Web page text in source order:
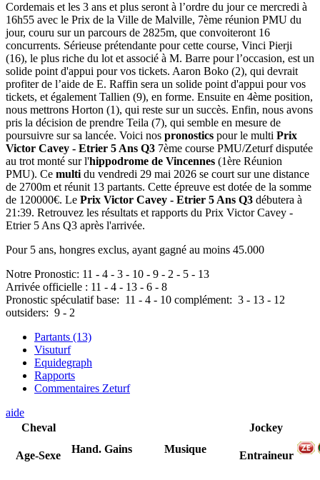
Cordemais et les 3 ans et plus seront à l’ordre du jour ce mercredi à
16h55 avec le Prix de la Ville de Malville, 7ème réunion PMU du
jour, couru sur un parcours de 2825m, que convoiteront 16
concurrents. Sérieuse prétendante pour cette course, Vinci Pierji
(16), le plus riche du lot et associé à M. Barre pour l’occasion, est un
solide point d'appui pour vos tickets. Aaron Boko (2), qui devrait
profiter de l’aide de E. Raffin sera un solide point d'appui pour vos
tickets, et également Tallien (9), en forme. Ensuite en 4ème position,
nous mettrons Horton (1), qui reste sur un succès. Enfin, nous avons
pris la décision de prendre Teila (7), qui semble en mesure de
poursuivre sur sa lancée. Voici nos pronostics pour le multi Prix
Victor Cavey - Etrier 5 Ans Q3 7ème course PMU/Zeturf disputée
au trot monté sur l'hippodrome de Vincennes (1ère Réunion
PMU). Ce multi du vendredi 29 mai 2026 se court sur une distance
de 2700m et réunit 13 partants. Cette épreuve est dotée de la somme
de 120000€. Le Prix Victor Cavey - Etrier 5 Ans Q3 débutera à
21:39. Retrouvez les résultats et rapports du Prix Victor Cavey -
Etrier 5 Ans Q3 après l'arrivée.
Pour 5 ans, hongres exclus, ayant gagné au moins 45.000
Notre Pronostic: 11 - 4 - 3 - 10 - 9 - 2 - 5 - 13
Arrivée officielle : 11 - 4 - 13 - 6 - 8
Pronostic spéculatif base: 11 - 4 - 10 complément: 3 - 13 - 12
outsiders: 9 - 2
Partants (13)
Visuturf
Equidegraph
Rapports
Commentaires Zeturf
aide
Cheval
Age-Sexe
Hand. Gains Musique
Jockey
Entraineur